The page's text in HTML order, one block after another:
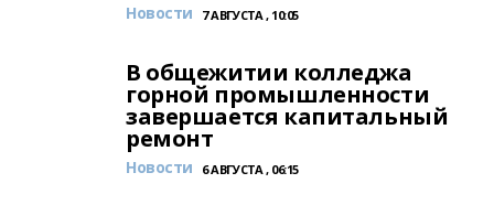
Новости 7 АВГУСТА , 10:05
В общежитии колледжа
горной промышленности
завершается капитальный
ремонт
Новости 6 АВГУСТА , 06:15